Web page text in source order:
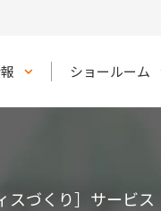
ショールーム
スづくり］サービス